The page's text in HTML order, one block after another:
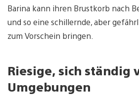
Barina kann ihren Brustkorb nach
und so eine schillernde, aber
zum Vorschein bringen.
Riesige, sich ständig
Umgebungen